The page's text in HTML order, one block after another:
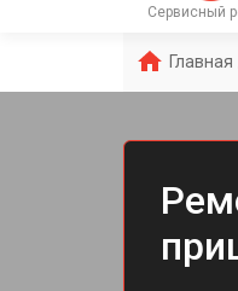
Сервисный
Главная